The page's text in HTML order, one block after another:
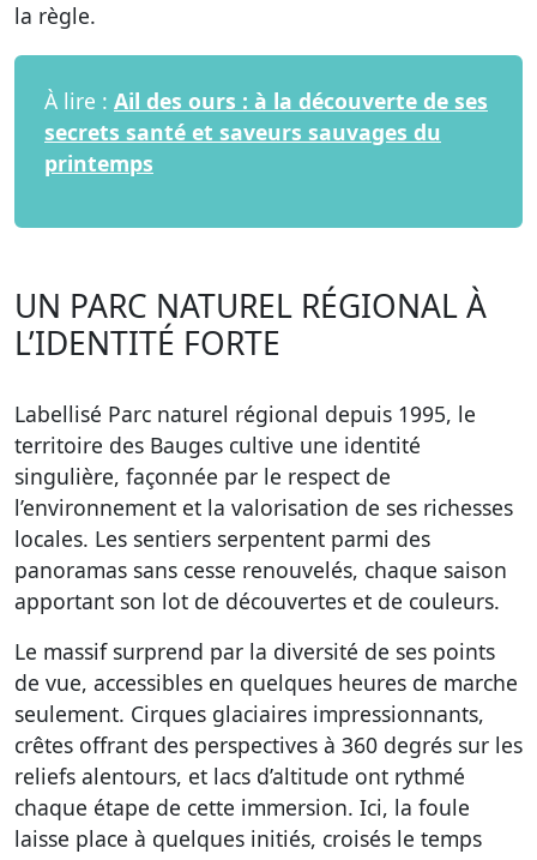
la règle.
À lire : Ail des ours : à la découverte de ses
secrets santé et saveurs sauvages du
printemps
UN PARC NATUREL RÉGIONAL À
L’IDENTITÉ FORTE
Labellisé Parc naturel régional depuis 1995, le
territoire des Bauges cultive une identité
singulière, façonnée par le respect de
l’environnement et la valorisation de ses richesses
locales. Les sentiers serpentent parmi des
panoramas sans cesse renouvelés, chaque saison
apportant son lot de découvertes et de couleurs.
Le massif surprend par la diversité de ses points
de vue, accessibles en quelques heures de marche
seulement. Cirques glaciaires impressionnants,
crêtes offrant des perspectives à 360 degrés sur les
reliefs alentours, et lacs d’altitude ont rythmé
chaque étape de cette immersion. Ici, la foule
laisse place à quelques initiés, croisés le temps